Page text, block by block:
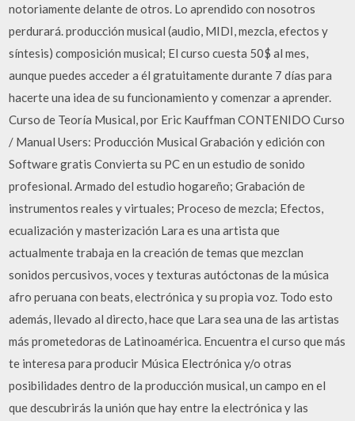
notoriamente delante de otros. Lo aprendido con nosotros
perdurará. producción musical (audio, MIDI, mezcla, efectos y
síntesis) composición musical; El curso cuesta 50$ al mes,
aunque puedes acceder a él gratuitamente durante 7 días para
hacerte una idea de su funcionamiento y comenzar a aprender.
Curso de Teoría Musical, por Eric Kauffman CONTENIDO Curso
/ Manual Users: Producción Musical Grabación y edición con
Software gratis Convierta su PC en un estudio de sonido
profesional. Armado del estudio hogareño; Grabación de
instrumentos reales y virtuales; Proceso de mezcla; Efectos,
ecualización y masterización Lara es una artista que
actualmente trabaja en la creación de temas que mezclan
sonidos percusivos, voces y texturas autóctonas de la música
afro peruana con beats, electrónica y su propia voz. Todo esto
además, llevado al directo, hace que Lara sea una de las artistas
más prometedoras de Latinoamérica. Encuentra el curso que más
te interesa para producir Música Electrónica y/o otras
posibilidades dentro de la producción musical, un campo en el
que descubrirás la unión que hay entre la electrónica y las